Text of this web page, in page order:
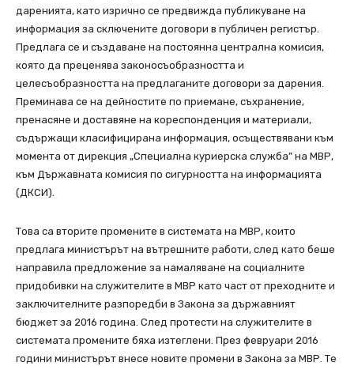
даренията, като изрично се предвижда публикуване на
информация за сключените договори в публичен регистър.
Предлага се и създаване на постоянна централна комисия,
която да преценява законосъобразността и
целесъобразността на предлаганите договори за дарения.
Преминава се на дейностите по приемане, съхранение,
пренасяне и доставяне на кореспонденция и материали,
съдържащи класифицирана информация, осъществявани към
момента от дирекция „Специална куриерска служба” на МВР,
към Държавната комисия по сигурността на информацията
(ДКСИ).
Това са вторите промените в системата на МВР, които
предлага министърът на вътрешните работи, след като беше
направила предложение за намаляване на социалните
придобивки на служителите в МВР като част от преходните и
заключителните разпоредби в Закона за държавният
бюджет за 2016 година. След протести на служителите в
системата промените бяха изтеглени. През февруари 2016
години министърът внесе новите промени в Закона за МВР. Те